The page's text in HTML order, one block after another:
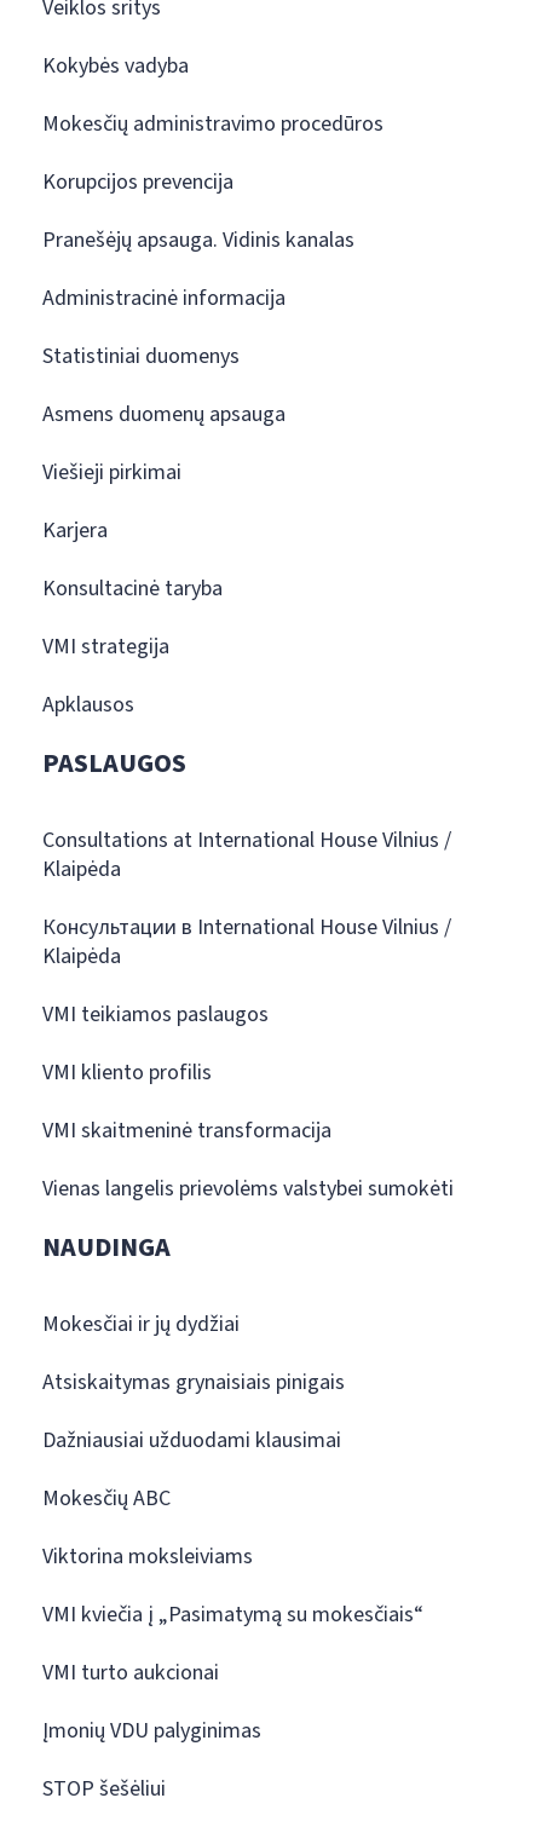
Veiklos sritys
Kokybės vadyba
Mokesčių administravimo procedūros
Korupcijos prevencija
Pranešėjų apsauga. Vidinis kanalas
Administracinė informacija
Statistiniai duomenys
Asmens duomenų apsauga
Viešieji pirkimai
Karjera
Konsultacinė taryba
VMI strategija
Apklausos
PASLAUGOS
Consultations at International House Vilnius /
Klaipėda
Консультации в International House Vilnius /
Klaipėda
VMI teikiamos paslaugos
VMI kliento profilis
VMI skaitmeninė transformacija
Vienas langelis prievolėms valstybei sumokėti
NAUDINGA
Mokesčiai ir jų dydžiai
Atsiskaitymas grynaisiais pinigais
Dažniausiai užduodami klausimai
Mokesčių ABC
Viktorina moksleiviams
VMI kviečia į „Pasimatymą su mokesčiais“
VMI turto aukcionai
Įmonių VDU palyginimas
STOP šešėliui